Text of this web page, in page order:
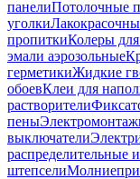
панелиПотолочные
уголки
пропиткиКолеры
эмали аэрозольные
герметикиЖидкие
обоевКлеи для
растворители
пены
выключатели
распределительные
штепсели